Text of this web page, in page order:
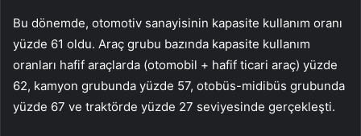
Bu dönemde, otomotiv sanayisinin kapasite kullanım oranı
yüzde 61 oldu. Araç grubu bazında kapasite kullanım
oranları hafif araçlarda (otomobil + hafif ticari araç) yüzde
62, kamyon grubunda yüzde 57, otobüs-midibüs grubunda
yüzde 67 ve traktörde yüzde 27 seviyesinde gerçekleşti.